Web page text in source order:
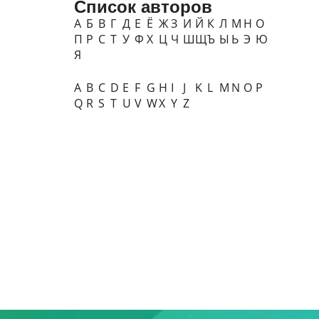
Список авторов
А Б В Г Д Е Ё ЖЗ И Й К Л М Н О
П Р С Т У Ф Х Ц Ч ШЩЪ Ы Ь Э Ю
Я
A B C D E F G H I J K L M N O P
Q R S T U V WX Y Z